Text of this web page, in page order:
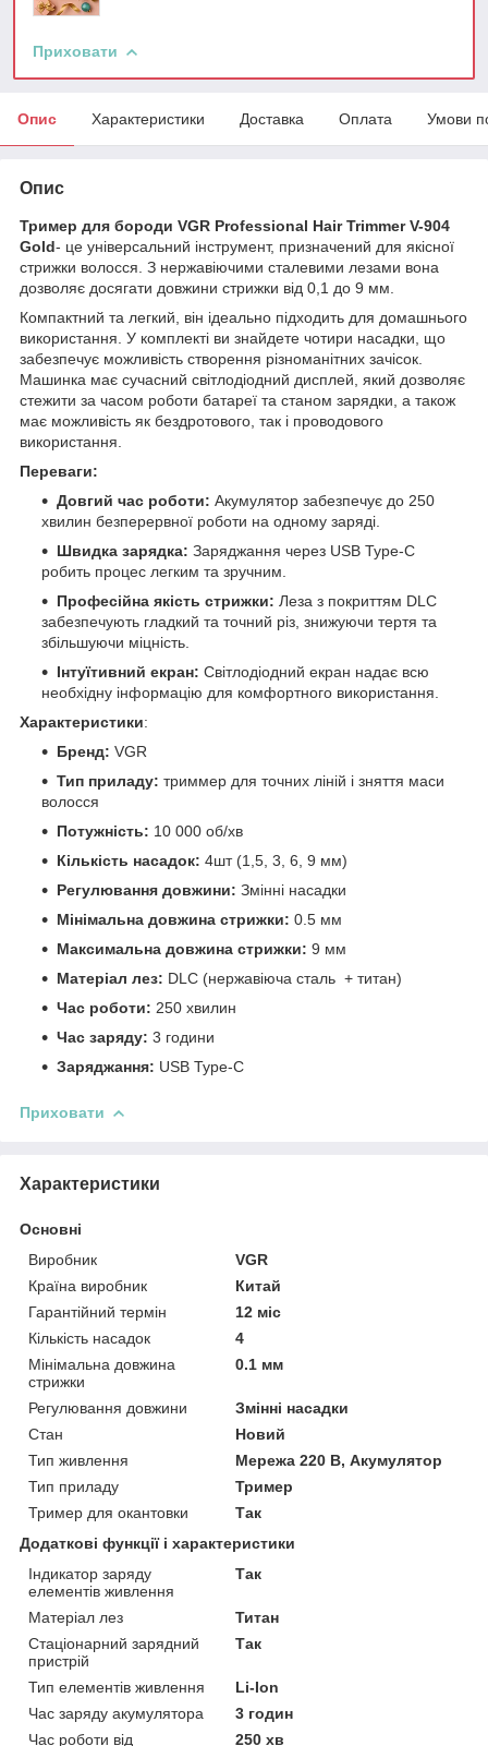
Приховати
Опис Характеристики Доставка Оплата Умови
Опис
Тример для бороди VGR Professional Hair Trimmer V-904
Gold- це універсальний інструмент, призначений для якісної
стрижки волосся. З нержавіючими сталевими лезами вона
дозволяє досягати довжини стрижки від 0,1 до 9 мм.
Компактний та легкий, він ідеально підходить для домашнього
використання. У комплекті ви знайдете чотири насадки, що
забезпечує можливість створення різноманітних зачісок.
Машинка має сучасний світлодіодний дисплей, який дозволяє
стежити за часом роботи батареї та станом зарядки, а також
має можливість як бездротового, так і проводового
використання.
Переваги:
Довгий час роботи: Акумулятор забезпечує до 250
хвилин безперервної роботи на одному заряді.
Швидка зарядка: Заряджання через USB Type-C
робить процес легким та зручним.
Професійна якість стрижки: Леза з покриттям DLC
забезпечують гладкий та точний різ, знижуючи тертя та
збільшуючи міцність.
Інтуїтивний екран: Світлодіодний екран надає всю
необхідну інформацію для комфортного використання.
Характеристики:
Бренд: VGR
Тип приладу: триммер для точних ліній і зняття маси
волосся
Потужність: 10 000 об/хв
Кількість насадок: 4шт (1,5, 3, 6, 9 мм)
Регулювання довжини: Змінні насадки
Мінімальна довжина стрижки: 0.5 мм
Максимальна довжина стрижки: 9 мм
Матеріал лез: DLC (нержавіюча сталь + титан)
Час роботи: 250 хвилин
Час заряду: 3 години
Заряджання: USB Type-C
Приховати
Характеристики
Основні
Виробник
VGR
Країна виробник
Китай
Гарантійний термін
12 міс
Кількість насадок
4
Мінімальна довжина
стрижки
0.1 мм
Регулювання довжини
Змінні насадки
Стан
Новий
Тип живлення
Мережа 220 В, Акумулятор
Тип приладу
Тример
Тример для окантовки
Так
Додаткові функції і характеристики
Індикатор заряду
елементів живлення
Так
Матеріал лез
Титан
Стаціонарний зарядний
пристрій
Так
Тип елементів живлення
Li-Ion
Час заряду акумулятора
3 годин
Час роботи від
250 хв